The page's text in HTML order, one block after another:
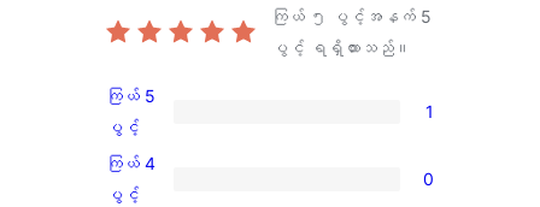
ကြယ် ၅ ပွင့်အနက် 5
ပွင့် ရရှိထားသည်။
ကြယ်
5
ပွင့်
ကြယ် 5
ပွင့်
1
ကြယ်
ကြယ် 4
ပွင့်
0